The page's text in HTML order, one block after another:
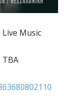
Music
TBA